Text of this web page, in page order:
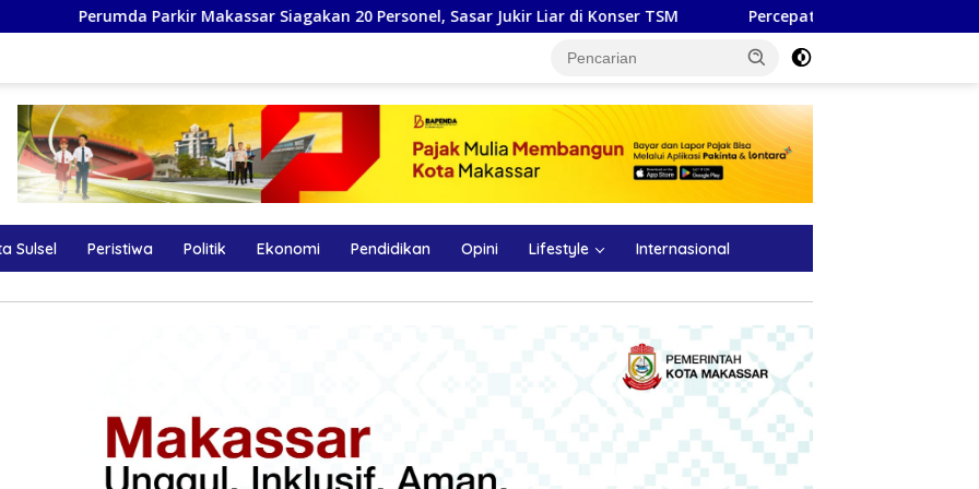
Makassar Siagakan 20 Personel, Sasar Jukir Liar di Konser TSM Percepat konektivitas wilayah, Pemprov Sulsel
Sulsel Peristiwa Politik Ekonomi Pendidikan Opini Lifestyle Internasional